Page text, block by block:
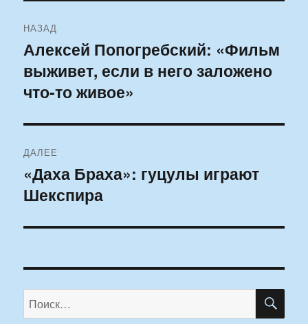
по
записям
НАЗАД
Предыдущая
запись:
Алексей Попогребский: «Фильм
выживет, если в него заложено
что-то живое»
ДАЛЕЕ
Следующая
запись:
«Даха Браха»: гуцулы играют
Шекспира
Искать: